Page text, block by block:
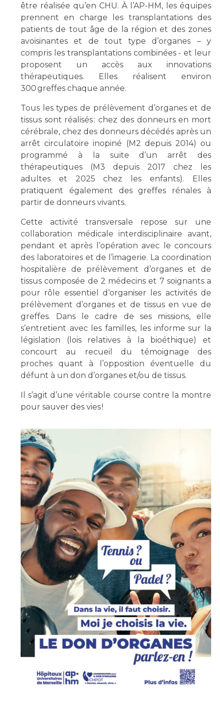
La Commission Des Usagers (CDU)
Les Comités Locaux des Usagers
Le projet des usagers
Qualité
Nos indicateurs qualité et de sécurité des soins
Protection des données
Sécurité
Les recherches en santé à l’AP-HM
Lieu de santé sans tabac
Fournisseurs
Rôles et missions
Liste des marchés conclus
Documents utiles
être réalisée qu’en CHU. À l’AP-HM, les équipes
prennent en charge les transplantations des
patients de tout âge de la région et des zones
avoisinantes et de tout type d’organes – y
compris les transplantations combinées - et leur
proposent un accès aux innovations
thérapeutiques. Elles réalisent environ
300 greffes chaque année.
Tous les types de prélèvement d’organes et de
tissus sont réalisés : chez des donneurs en mort
cérébrale, chez des donneurs décédés après un
arrêt circulatoire inopiné (M2 depuis 2014) ou
programmé à la suite d’un arrêt des
thérapeutiques (M3 depuis 2017 chez les
adultes et 2025 chez les enfants). Elles
pratiquent également des greffes rénales à
partir de donneurs vivants.
Cette activité transversale repose sur une
collaboration médicale interdisciplinaire avant,
pendant et après l’opération avec le concours
des laboratoires et de l’imagerie. La coordination
hospitalière de prélèvement d’organes et de
tissus composée de 2 médecins et 7 soignants a
pour rôle essentiel d’organiser les activités de
prélèvement d’organes et de tissus en vue de
greffes. Dans le cadre de ses missions, elle
s’entretient avec les familles, les informe sur la
législation (lois relatives à la bioéthique) et
concourt au recueil du témoignage des
proches quant à l’opposition éventuelle du
défunt à un don d’organes et/ou de tissus.
Il s’agit d’une véritable course contre la montre
pour sauver des vies !